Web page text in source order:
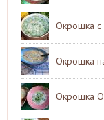
Окрошка с
Окрошка
Окрошка